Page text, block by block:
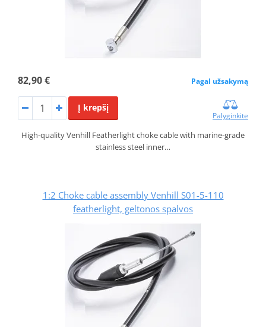
82,90 € Pagal užsakymą
Į krepšį
Palyginkite
High-quality Venhill Featherlight choke cable with marine-grade
stainless steel inner…
1:2 Choke cable assembly Venhill S01-5-110
featherlight, geltonos spalvos